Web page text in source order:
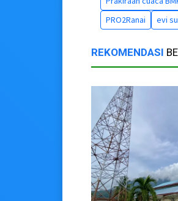
PRO2Ranai
evi
REKOMENDASI